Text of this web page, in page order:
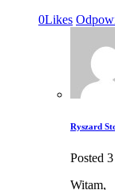
0Likes
Ryszard
Posted
Witam,